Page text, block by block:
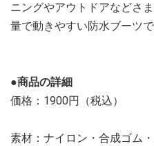
ニングやアウトドアなどさ
量で動きやすい防水ブーツで
●商品の詳細
価格：1900円（税込）
素材：ナイロン・合成ゴム